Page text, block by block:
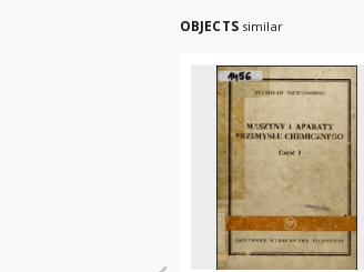
OBJECTS similar